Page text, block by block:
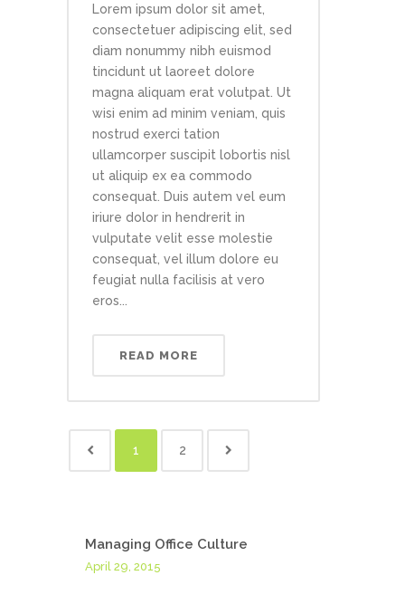
Lorem ipsum dolor sit amet,
consectetuer adipiscing elit, sed
diam nonummy nibh euismod
tincidunt ut laoreet dolore
magna aliquam erat volutpat. Ut
wisi enim ad minim veniam, quis
nostrud exerci tation
ullamcorper suscipit lobortis nisl
ut aliquip ex ea commodo
consequat. Duis autem vel eum
iriure dolor in hendrerit in
vulputate velit esse molestie
consequat, vel illum dolore eu
feugiat nulla facilisis at vero
eros...
READ MORE
1 2
Managing Office Culture
April 29, 2015